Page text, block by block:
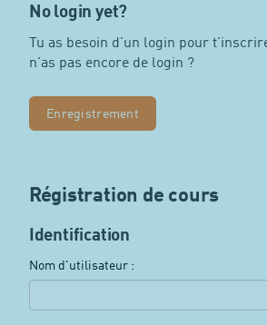
No login yet?
Tu as besoin d'un login pour
n'as pas encore de login ?
Enregistrement
Régistration de cours
Identification
Nom d'utilisateur :